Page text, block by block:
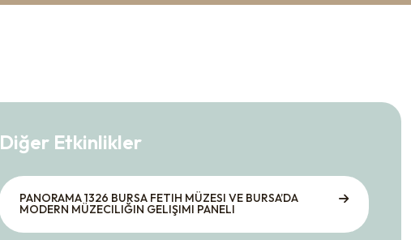
Diğer Etkinlikler
PANORAMA 1326 BURSA FETIH MÜZESI VE BURSA’DA
MODERN MÜZECILIĞIN GELIŞIMI PANELI